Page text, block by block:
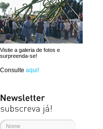
Visite a galeria de fotos e
surpreenda-se!
Consulte aqui!